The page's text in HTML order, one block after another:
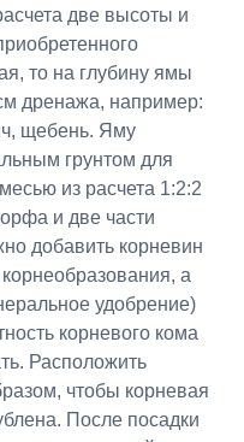
две высоты и
то на глубину ямы
дренажа, например:
щебень. Яму
грунтом для
из расчета 1:2:2
и две части
добавить корневин
а
удобрение)
корневого кома
Расположить
чтобы корневая
После посадки